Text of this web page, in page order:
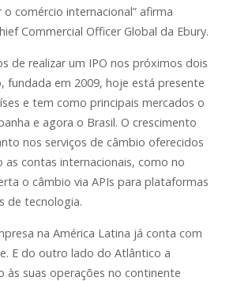
comércio internacional” afirma
Commercial Officer Global da Ebury.
de realizar um IPO nos próximos dois
fundada em 2009, hoje está presente
e tem como principais mercados o
e agora o Brasil. O crescimento
nos serviços de câmbio oferecidos
as contas internacionais, como no
o câmbio via APIs para plataformas
de tecnologia.
na América Latina já conta com
E do outro lado do Atlântico a
às suas operações no continente